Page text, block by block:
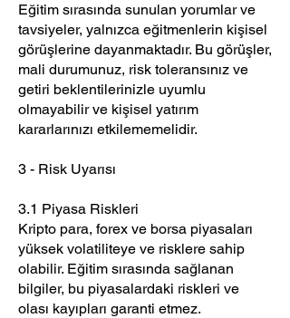
Eğitim sırasında sunulan yorumlar ve
tavsiyeler, yalnızca eğitmenlerin kişisel
görüşlerine dayanmaktadır. Bu görüşler,
mali durumunuz, risk toleransınız ve
getiri beklentilerinizle uyumlu
olmayabilir ve kişisel yatırım
kararlarınızı etkilememelidir.
3 - Risk Uyarısı
3.1 Piyasa Riskleri
Kripto para, forex ve borsa piyasaları
yüksek volatiliteye ve risklere sahip
olabilir. Eğitim sırasında sağlanan
bilgiler, bu piyasalardaki riskleri ve
olası kayıpları garanti etmez.